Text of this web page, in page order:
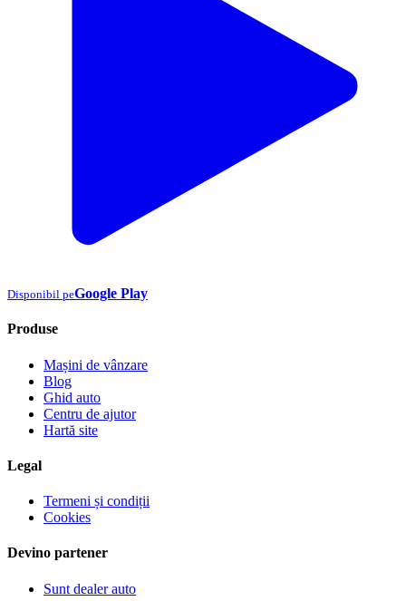
Disponibil peGoogle Play
Produse
Mașini de vânzare
Blog
Ghid auto
Centru de ajutor
Hartă site
Legal
Termeni și condiții
Cookies
Devino partener
Sunt dealer auto